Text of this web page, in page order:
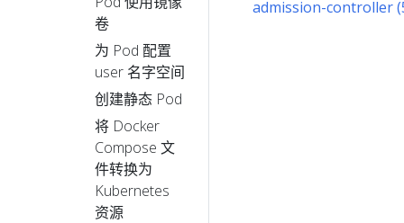
卷
为 Pod 配置
user 名字空间
创建静态 Pod
将 Docker
Compose 文
件转换为
Kubernetes
资源
admission-controller